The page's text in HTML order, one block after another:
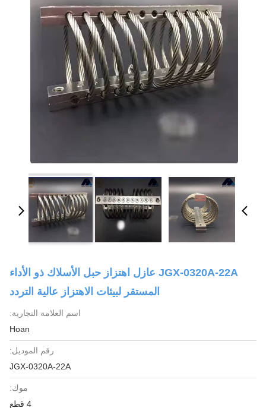
JGX-0320A-22A عازل اهتزاز حبل الأسلاك ذو الأداء
المستقر لبيئات الاهتزاز عالية التردد
اسم العلامة التجارية:
Hoan
رقم الموديل:
JGX-0320A-22A
موك:
4 قطع